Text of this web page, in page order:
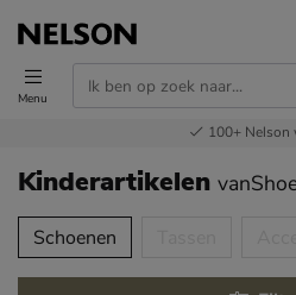
Menu
Voor 23.00u besteld,
GratisBestel nu,
100+ Nelson
Kinderartikelen
over
Schoenen